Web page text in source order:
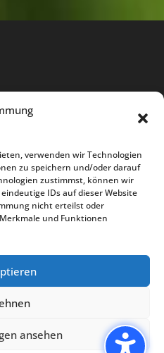
verwenden wir Technologien
zu speichern und/oder darauf
zustimmst, können wir
IDs auf dieser Website
nicht erteilst oder
und Funktionen
ansehen
Pflege durch Media